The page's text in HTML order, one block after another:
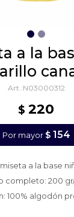
N03000312
$ 220
Por mayor $ 154
a la base
completo: 200 gr/
100% algodón